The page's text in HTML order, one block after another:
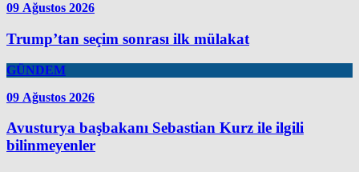
09 Ağustos 2026
Trump’tan seçim sonrası ilk mülakat
GÜNDEM
09 Ağustos 2026
Avusturya başbakanı Sebastian Kurz ile ilgili
bilinmeyenler